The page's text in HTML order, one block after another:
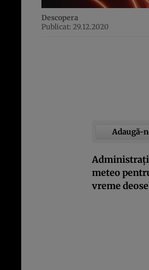
Descopera
Publicat: 29.12.2020
Adaugă-
meteo
vreme